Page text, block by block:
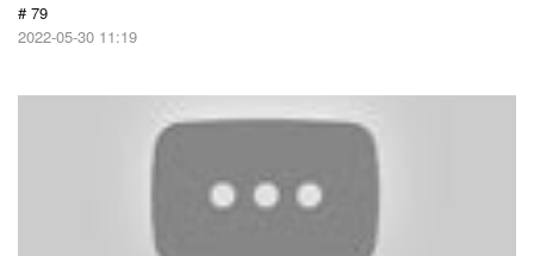
# 79
2022-05-30 11:19